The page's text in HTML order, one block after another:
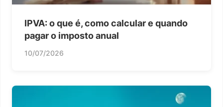
IPVA: o que é, como calcular e quando
pagar o imposto anual
10/07/2026